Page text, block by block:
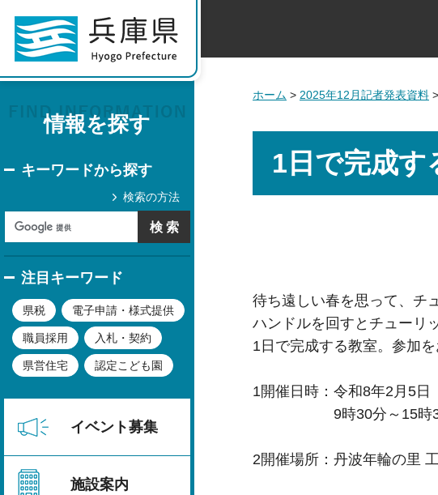
情報を探す
キーワードから探す
検索の方法
注目キーワード
県税 電子申請・様式提供
職員採用 入札・契約
県営住宅 認定こども園
イベント募集
施設案内
ホーム > 2025年12月記者発表資料
1日で完成す
待ち遠しい春を思って、チ
ハンドルを回すとチューリ
1日で完成する教室。参加を
1開催日時：令和8年2月5日
9時30分～15時
2開催場所：丹波年輪の里